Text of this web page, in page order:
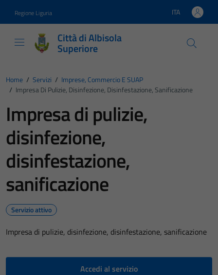
Regione Liguria Lingua attiva:
ITA
Città di Albisola
Superiore
Home / Servizi / Imprese, Commercio E SUAP
/ Impresa Di Pulizie, Disinfezione, Disinfestazione, Sanificazione
Impresa di pulizie,
disinfezione,
disinfestazione,
sanificazione
Servizio attivo
Impresa di pulizie, disinfezione, disinfestazione, sanificazione
Accedi al servizio